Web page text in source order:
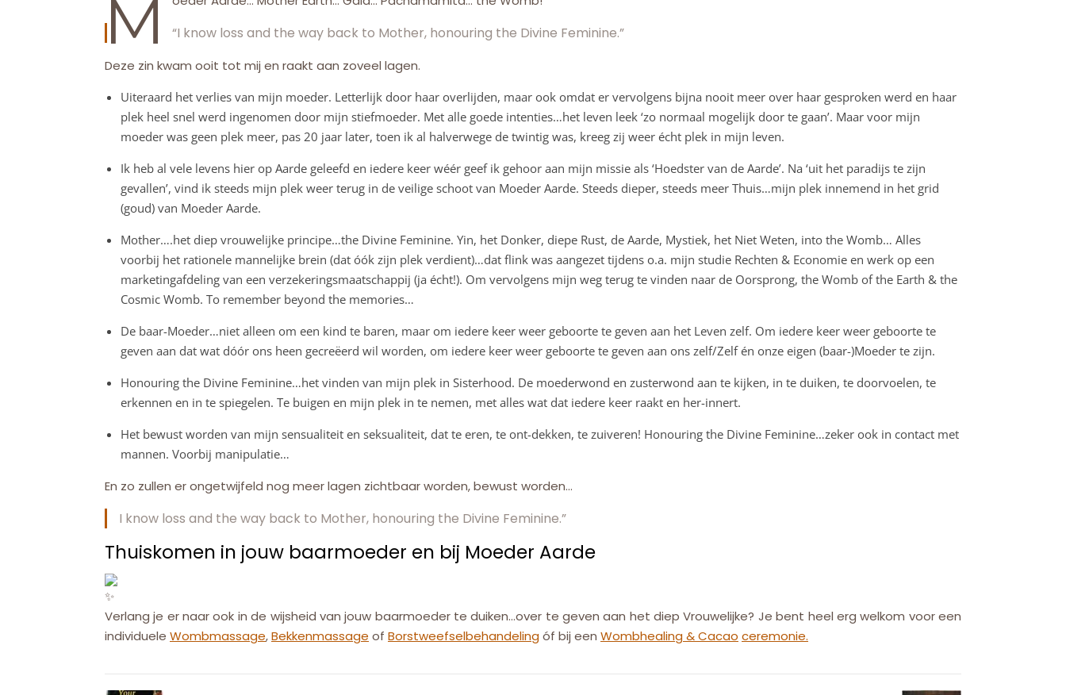
M “I know loss and the way back to Mother, honouring the Divine Feminine.”
Deze zin kwam ooit tot mij en raakt aan zoveel lagen.
Uiteraard het verlies van mijn moeder. Letterlijk door haar overlijden, maar ook omdat er vervolgens bijna nooit meer over haar gesproken werd en haar
plek heel snel werd ingenomen door mijn stiefmoeder. Met alle goede intenties…het leven leek ‘zo normaal mogelijk door te gaan’. Maar voor mijn
moeder was geen plek meer, pas 20 jaar later, toen ik al halverwege de twintig was, kreeg zij weer écht plek in mijn leven.
Ik heb al vele levens hier op Aarde geleefd en iedere keer wéér geef ik gehoor aan mijn missie als ‘Hoedster van de Aarde’. Na ‘uit het paradijs te zijn
gevallen’, vind ik steeds mijn plek weer terug in de veilige schoot van Moeder Aarde. Steeds dieper, steeds meer Thuis…mijn plek innemend in het grid
(goud) van Moeder Aarde.
Mother….het diep vrouwelijke principe…the Divine Feminine. Yin, het Donker, diepe Rust, de Aarde, Mystiek, het Niet Weten, into the Womb… Alles
voorbij het rationele mannelijke brein (dat óók zijn plek verdient)…dat flink was aangezet tijdens o.a. mijn studie Rechten & Economie en werk op een
marketingafdeling van een verzekeringsmaatschappij (ja écht!). Om vervolgens mijn weg terug te vinden naar de Oorsprong, the Womb of the Earth & the
Cosmic Womb. To remember beyond the memories…
De baar-Moeder…niet alleen om een kind te baren, maar om iedere keer weer geboorte te geven aan het Leven zelf. Om iedere keer weer geboorte te
geven aan dat wat dóór ons heen gecreëerd wil worden, om iedere keer weer geboorte te geven aan ons zelf/Zelf én onze eigen (baar-)Moeder te zijn.
Honouring the Divine Feminine…het vinden van mijn plek in Sisterhood. De moederwond en zusterwond aan te kijken, in te duiken, te doorvoelen, te
erkennen en in te spiegelen. Te buigen en mijn plek in te nemen, met alles wat dat iedere keer raakt en her-innert.
Het bewust worden van mijn sensualiteit en seksualiteit, dat te eren, te ont-dekken, te zuiveren! Honouring the Divine Feminine…zeker ook in contact met
mannen. Voorbij manipulatie…
En zo zullen er ongetwijfeld nog meer lagen zichtbaar worden, bewust worden…
I know loss and the way back to Mother, honouring the Divine Feminine.”
Thuiskomen in jouw baarmoeder en bij Moeder Aarde
Verlang je er naar ook in de wijsheid van jouw baarmoeder te duiken…over te geven aan het diep Vrouwelijke? Je bent heel erg welkom voor een
individuele Wombmassage,Bekkenmassage of Borstweefselbehandelingóf bij een Wombhealing & Cacao ceremonie.